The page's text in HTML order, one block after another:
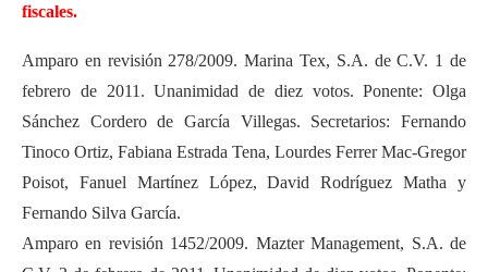
fiscales.
Amparo en revisión 278/2009. Marina Tex, S.A. de C.V. 1 de
febrero de 2011. Unanimidad de diez votos. Ponente: Olga
Sánchez Cordero de García Villegas. Secretarios: Fernando
Tinoco Ortiz, Fabiana Estrada Tena, Lourdes Ferrer Mac-Gregor
Poisot, Fanuel Martínez López, David Rodríguez Matha y
Fernando Silva García.
Amparo en revisión 1452/2009. Mazter Management, S.A. de